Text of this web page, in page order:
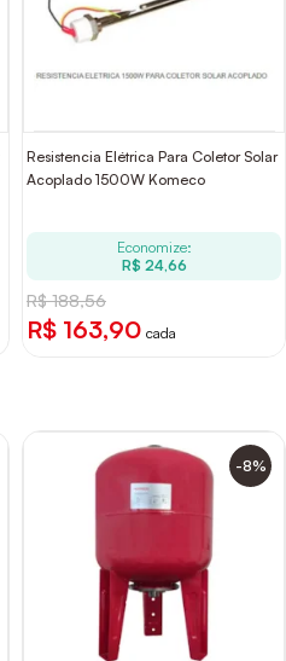
Resistencia Elétrica Para Coletor Solar
Acoplado 1500W Komeco
Economize:
R$ 24,66
R$ 188,56
R$ 163,90 cada
-8%